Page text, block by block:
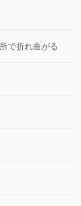
で折れ曲がる